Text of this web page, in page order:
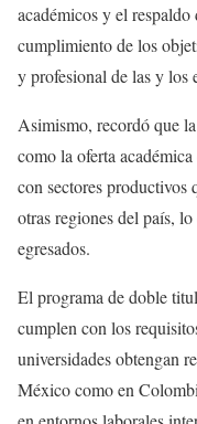
académicos y el
cumplimiento de los
y profesional de las y los
Asimismo, recordó que
como la oferta
con sectores productivos
otras regiones del país,
egresados.
El programa de doble
cumplen con los
universidades obtengan
México como en